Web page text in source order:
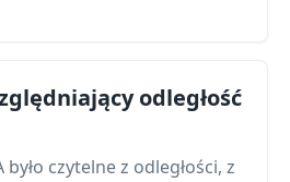
odległość
było czytelne z odległości, z